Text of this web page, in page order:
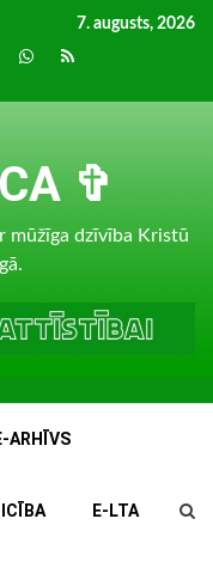
7. augusts, 2026
whatsapp
RSS
✞
mūžīga dzīvība Kristū
ARHĪVS
E-LTA